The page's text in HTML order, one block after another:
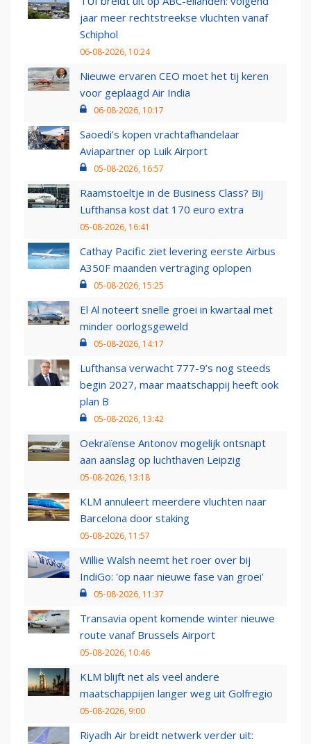
jaar meer rechtstreekse vluchten vanaf
Schiphol
06-08-2026, 10:24
Nieuwe ervaren CEO moet het tij keren
voor geplaagd Air India
06-08-2026, 10:17
Saoedi’s kopen vrachtafhandelaar
Aviapartner op Luik Airport
05-08-2026, 16:57
Raamstoeltje in de Business Class? Bij
Lufthansa kost dat 170 euro extra
05-08-2026, 16:41
Cathay Pacific ziet levering eerste Airbus
A350F maanden vertraging oplopen
05-08-2026, 15:25
El Al noteert snelle groei in kwartaal met
minder oorlogsgeweld
05-08-2026, 14:17
Lufthansa verwacht 777-9’s nog steeds
begin 2027, maar maatschappij heeft ook
plan B
05-08-2026, 13:42
Oekraïense Antonov mogelijk ontsnapt
aan aanslag op luchthaven Leipzig
05-08-2026, 13:18
KLM annuleert meerdere vluchten naar
Barcelona door staking
05-08-2026, 11:57
Willie Walsh neemt het roer over bij
IndiGo: 'op naar nieuwe fase van groei'
05-08-2026, 11:37
Transavia opent komende winter nieuwe
route vanaf Brussels Airport
05-08-2026, 10:46
KLM blijft net als veel andere
maatschappijen langer weg uit Golfregio
05-08-2026, 9:00
Riyadh Air breidt netwerk verder uit: